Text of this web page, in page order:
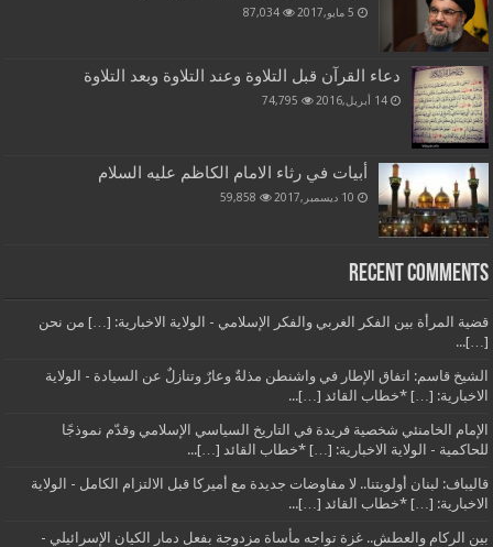
5 مايو,2017 87,034
دعاء القرآن قبل التلاوة وعند التلاوة وبعد التلاوة
14 أبريل,2016 74,795
أبيات في رثاء الامام الكاظم عليه السلام
10 ديسمبر,2017 59,858
Recent Comments
قضية المرأة بين الفكر الغربي والفكر الإسلامي - الولاية الاخبارية: […] من نحن
[…]...
الشيخ قاسم: اتفاق الإطار في واشنطن مذلةٌ وعارٌ وتنازلٌ عن السيادة - الولاية
الاخبارية: […] *خطاب القائد […]...
الإمام الخامنئي شخصية فريدة في التاريخ السياسي الإسلامي وقدّم نموذجًا
للحاكمية - الولاية الاخبارية: […] *خطاب القائد […]...
قاليباف: لبنان أولويتنا.. لا مفاوضات جديدة مع أميركا قبل الالتزام الكامل - الولاية
الاخبارية: […] *خطاب القائد […]...
بين الركام والعطش.. غزة تواجه مأساة مزدوجة بفعل دمار الكيان الإسرائيلي -